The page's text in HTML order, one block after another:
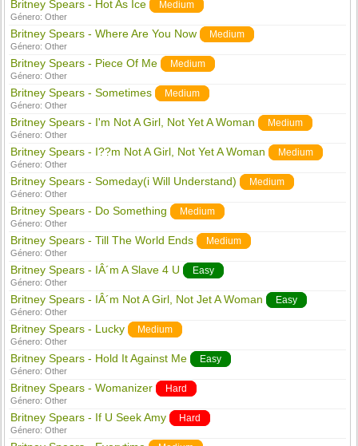
Britney Spears - Hot As Ice Medium
Género:Other
Britney Spears - Where Are You Now Medium
Género:Other
Britney Spears - Piece Of Me Medium
Género:Other
Britney Spears - Sometimes Medium
Género:Other
Britney Spears - I'm Not A Girl, Not Yet A Woman Medium
Género:Other
Britney Spears - I??m Not A Girl, Not Yet A Woman Medium
Género:Other
Britney Spears - Someday(i Will Understand) Medium
Género:Other
Britney Spears - Do Something Medium
Género:Other
Britney Spears - Till The World Ends Medium
Género:Other
Britney Spears - IÂ´m A Slave 4 U Easy
Género:Other
Britney Spears - IÂ´m Not A Girl, Not Jet A Woman Easy
Género:Other
Britney Spears - Lucky Medium
Género:Other
Britney Spears - Hold It Against Me Easy
Género:Other
Britney Spears - Womanizer Hard
Género:Other
Britney Spears - If U Seek Amy Hard
Género:Other